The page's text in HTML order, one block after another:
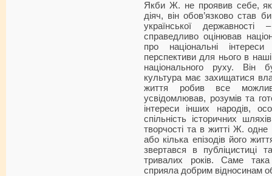
Якби Ж. не проявив себе, як
діяч, він обов’язково став
української
справедливо оцінював
про національні інтереси
перспективи для нього в
національного руху. Він
культура має захищатися
життя робив все
усвідомлював, розумів та
інтереси інших народів,
спільність історичних
творчості та в житті Ж.
або кілька епізодів його
звертався в публіцистиці
тривалих років. Саме
сприяла добрим відносинам